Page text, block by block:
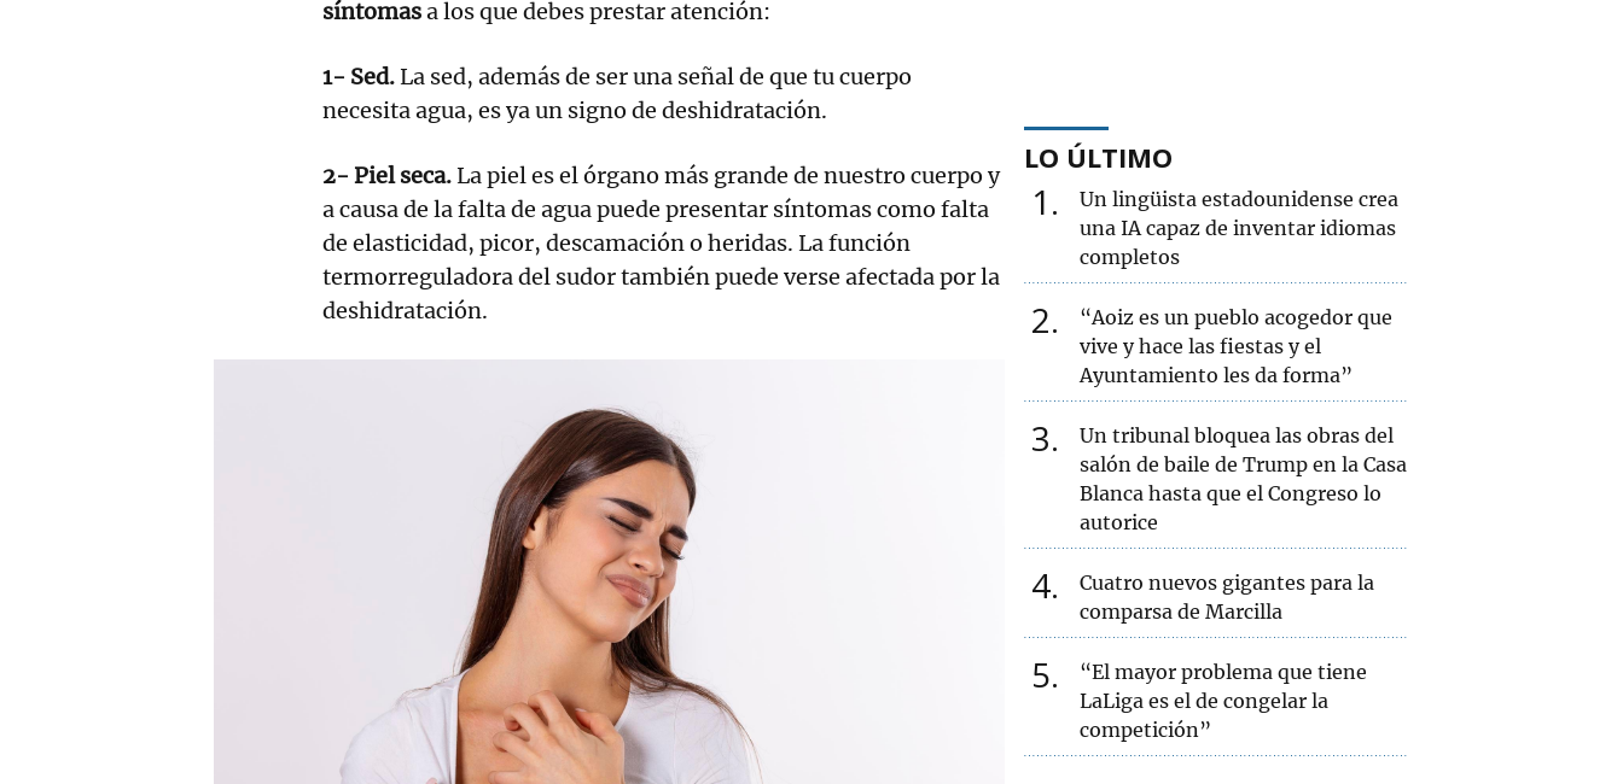
síntomasa los que debes prestar atención:
1- Sed.La sed, además de ser una señal de que tu cuerpo
necesita agua, es ya un signo de deshidratación.
2- Piel seca.La piel es el órgano más grande de nuestro cuerpo y
a causa de la falta de agua puede presentar síntomas como falta
de elasticidad, picor, descamación o heridas. La función
termorreguladora del sudor también puede verse afectada por la
deshidratación.
LO ÚLTIMO
1
Un lingüista estadounidense crea
una IA capaz de inventar idiomas
completos
2
“Aoiz es un pueblo acogedor que
vive y hace las fiestas y el
Ayuntamiento les da forma”
3
Un tribunal bloquea las obras del
salón de baile de Trump en la Casa
Blanca hasta que el Congreso lo
autorice
4
Cuatro nuevos gigantes para la
comparsa de Marcilla
5
“El mayor problema que tiene
LaLiga es el de congelar la
competición”